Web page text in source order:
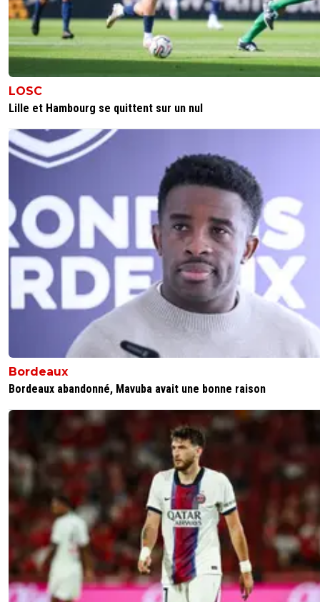
LOSC
Lille et Hambourg se quittent sur un nul
Bordeaux
Bordeaux abandonné, Mavuba avait une bonne raison